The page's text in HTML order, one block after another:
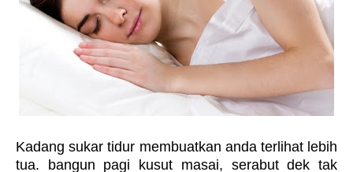
Kadang sukar tidur membuatkan anda terlihat lebih
tua. bangun pagi kusut masai, serabut dek tak